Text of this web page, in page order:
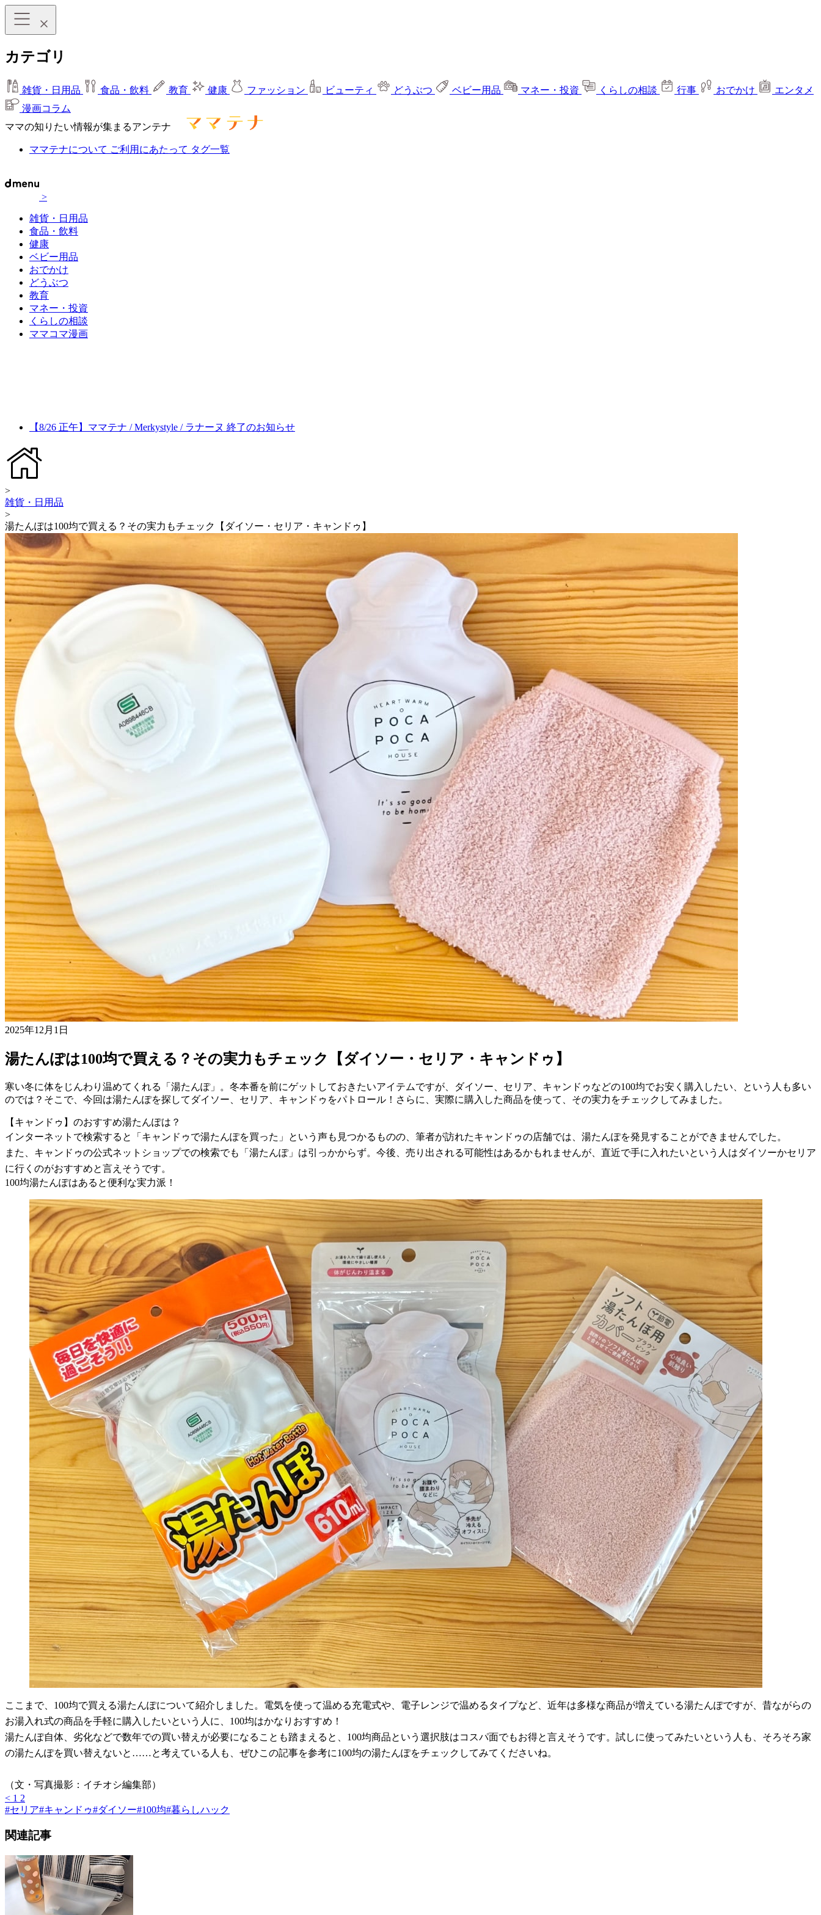
カテゴリ
雑貨・日用品 食品・飲料 教育 健康 ファッション ビューティ どうぶつ ベビー用品 マネー・投資 くらしの相談 行事 おでかけ
エンタメ
漫画コラム
ママの知りたい情報が集まるアンテナ
ママテナについて ご利用にあたって タグ一覧
>
雑貨・日用品
食品・飲料
健康
ベビー用品
おでかけ
どうぶつ
教育
マネー・投資
くらしの相談
ママコマ漫画
【8/26 正午】ママテナ / Merkystyle / ラナーヌ 終了のお知らせ
>
雑貨・日用品
>
湯たんぽは100均で買える？その実力もチェック【ダイソー・セリア・キャンドゥ】
2025年12月1日
湯たんぽは100均で買える？その実力もチェック【ダイソー・セリア・キャンドゥ】
寒い冬に体をじんわり温めてくれる「湯たんぽ」。冬本番を前にゲットしておきたいアイテムですが、ダイソー、セリア、キャンドゥなどの100均でお安く購入したい、という人も多い
のでは？そこで、今回は湯たんぽを探してダイソー、セリア、キャンドゥをパトロール！さらに、実際に購入した商品を使って、その実力をチェックしてみました。
【キャンドゥ】のおすすめ湯たんぽは？
インターネットで検索すると「キャンドゥで湯たんぽを買った」という声も見つかるものの、筆者が訪れたキャンドゥの店舗では、湯たんぽを発見することができませんでした。
また、キャンドゥの公式ネットショップでの検索でも「湯たんぽ」は引っかからず。今後、売り出される可能性はあるかもれませんが、直近で手に入れたいという人はダイソーかセリア
に行くのがおすすめと言えそうです。
100均湯たんぽはあると便利な実力派！
ここまで、100均で買える湯たんぽについて紹介しました。電気を使って温める充電式や、電子レンジで温めるタイプなど、近年は多様な商品が増えている湯たんぽですが、昔ながらの
お湯入れ式の商品を手軽に購入したいという人に、100均はかなりおすすめ！
湯たんぽ自体、劣化などで数年での買い替えが必要になることも踏まえると、100均商品という選択肢はコスパ面でもお得と言えそうです。試しに使ってみたいという人も、そろそろ家
の湯たんぽを買い替えないと……と考えている人も、ぜひこの記事を参考に100均の湯たんぽをチェックしてみてくださいね。
（文・写真撮影：イチオシ編集部）
< 1 2
#セリア#キャンドゥ#ダイソー#100均#暮らしハック
関連記事